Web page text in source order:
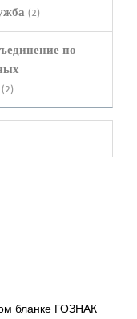
(2)
по
(2)
бланке ГОЗНАК